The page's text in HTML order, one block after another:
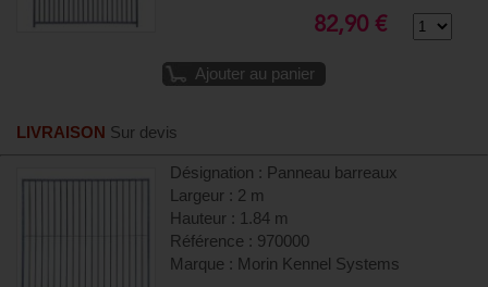
82,90 €
Ajouter au panier
LIVRAISON Sur devis
Désignation : Panneau barreaux
Largeur : 2 m
Hauteur : 1.84 m
Référence : 970000
Marque : Morin Kennel Systems